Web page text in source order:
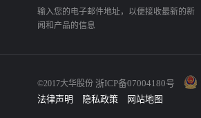
输入您的电子邮件地址，以便接收最新的新
闻和产品的信息
©2017大华股份 浙ICP备07004180号
法律声明
隐私政策 网站地图